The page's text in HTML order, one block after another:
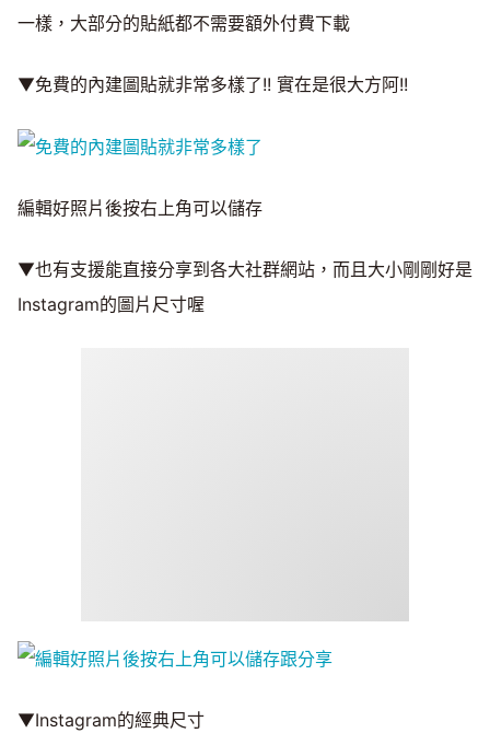
一樣，大部分的貼紙都不需要額外付費下載
▼免費的內建圖貼就非常多樣了!! 實在是很大方阿!!
編輯好照片後按右上角可以儲存
▼也有支援能直接分享到各大社群網站，而且大小剛剛好是
Instagram的圖片尺寸喔
▼Instagram的經典尺寸